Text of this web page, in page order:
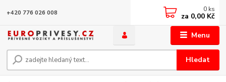
Menu
Hledat
+420 776 026 008 0 ks
za 0,00 Kč